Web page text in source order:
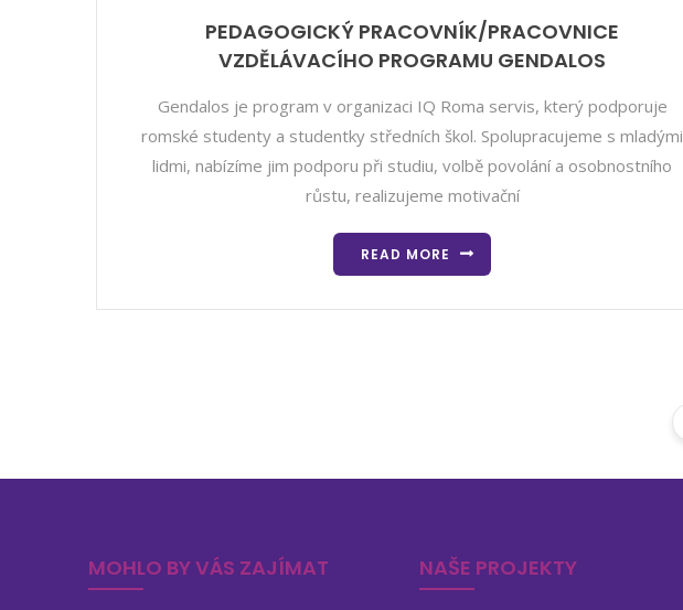
PEDAGOGICKÝ PRACOVNÍK/PRACOVNICE
VZDĚLÁVACÍHO PROGRAMU GENDALOS
Gendalos je program v organizaci IQ Roma servis, který podporuje
romské studenty a studentky středních škol. Spolupracujeme s mladými
lidmi, nabízíme jim podporu při studiu, volbě povolání a osobnostního
růstu, realizujeme motivační
READ MORE
MOHLO BY VÁS ZAJÍMAT NAŠE PROJEKTY